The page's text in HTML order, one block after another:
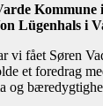
Lügenhals i
vi fået Søren
et foredrag
og